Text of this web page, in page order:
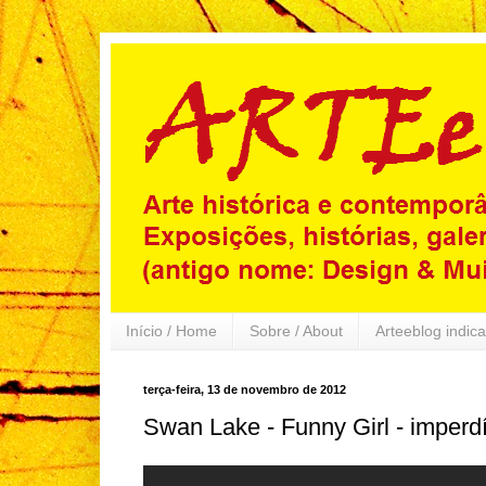
Início / Home Sobre / About Arteeblog indica
terça-feira, 13 de novembro de 2012
Swan Lake - Funny Girl -